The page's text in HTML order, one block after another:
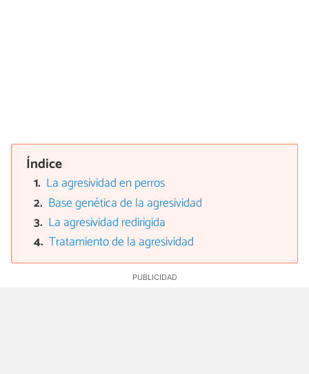
Índice
La agresividad en perros
Base genética de la agresividad
La agresividad redirigida
Tratamiento de la agresividad